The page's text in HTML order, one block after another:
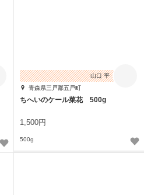
山口 平
青森県三戸郡五戸町
ちへいのケール菜花 500g
1,500円
500g